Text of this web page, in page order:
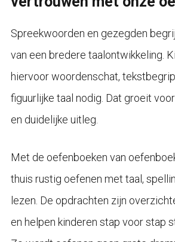
Spreekwoorden en gezegden
van een bredere taalontwikkeling.
hiervoor woordenschat,
figuurlijke taal nodig. Dat groeit
en duidelijke uitleg.
Met de oefenboeken van
thuis rustig oefenen met taal,
lezen. De opdrachten zijn
en helpen kinderen stap voor stap